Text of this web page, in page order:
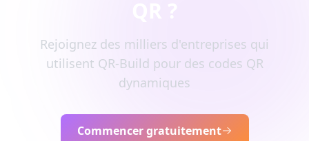
Rejoignez des milliers d'entreprises qui
utilisent QR-Build pour des codes QR
dynamiques
Commencer gratuitement